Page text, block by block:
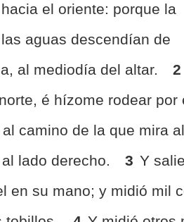
el oriente: porque la
aguas descendían de
al mediodía del altar.
2
é hízome rodear por
camino de la que mira al
lado derecho.
3 Y
en su mano; y midió mil